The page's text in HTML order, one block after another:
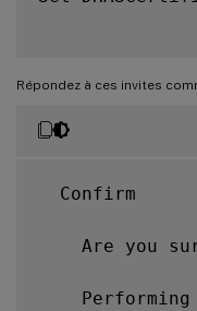
Répondez à ces invites
  Confirm
Are you